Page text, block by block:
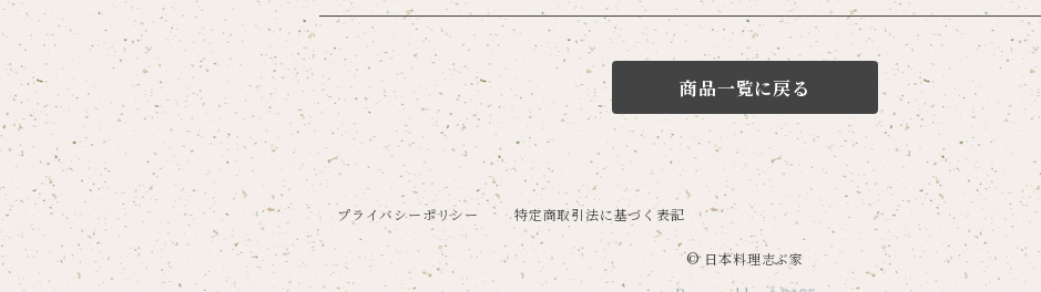
しあわせおやき
うなぎの蒲焼き
セット商品
商品一覧に戻る
プライバシーポリシー 特定商取引法に基づく表記
© 日本料理志ぶ家